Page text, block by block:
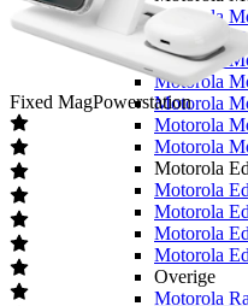
Motorola
Motorola
Motorola
Motorola
Motorola
Motorola
Motorola
Motorola
Motorola
Motorola
Motorola
Motorola
Overige
Motorola
Fixed MagPowerstation